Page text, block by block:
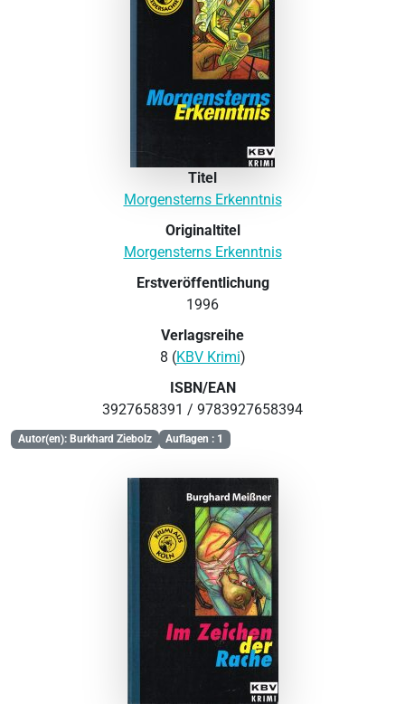
Titel
Morgensterns Erkenntnis
Originaltitel
Morgensterns Erkenntnis
Erstveröffentlichung
1996
Verlagsreihe
8 (KBV Krimi)
ISBN/EAN
3927658391 / 9783927658394
Autor(en): Burkhard Ziebolz Auflagen : 1